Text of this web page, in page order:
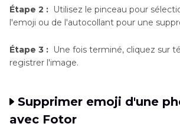
Étape 2 : Utilisez le pinceau pour
l'emoji ou de l'autocollant pour une
Étape 3 : Une fois terminé, cliquez sur
registrer l'image.
Supprimer emoji d'une
avec Fotor